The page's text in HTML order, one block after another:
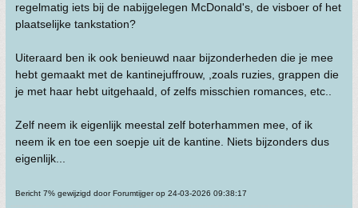
regelmatig iets bij de nabijgelegen McDonald's, de visboer of het
plaatselijke tankstation?
Uiteraard ben ik ook benieuwd naar bijzonderheden die je mee
hebt gemaakt met de kantinejuffrouw, ,zoals ruzies, grappen die
je met haar hebt uitgehaald, of zelfs misschien romances, etc..
Zelf neem ik eigenlijk meestal zelf boterhammen mee, of ik
neem ik en toe een soepje uit de kantine. Niets bijzonders dus
eigenlijk...
Bericht 7% gewijzigd door Forumtijger op 24-03-2026 09:38:17